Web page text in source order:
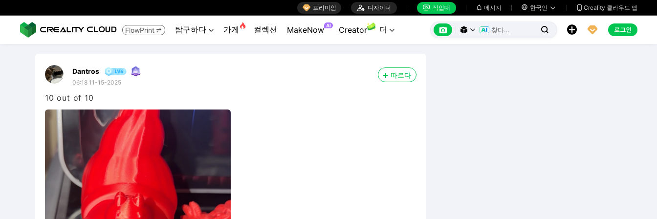
 프리미엄  디자이너  작업대  메시지  한국인   Creality 클라우드 앱
FlowPrint  탐구하다  가게  컬렉션 MakeNow AI Creator 더        로그인
Dantros
06:18 11-15-2025
따르다
10 out of 10